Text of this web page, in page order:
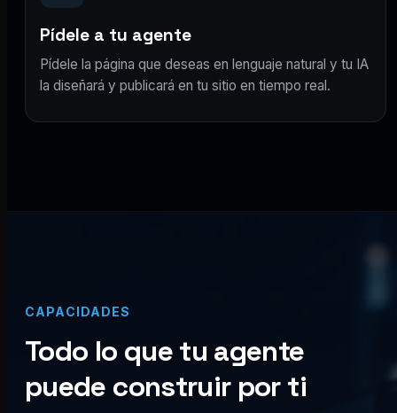
Pídele a tu agente
Pídele la página que deseas en lenguaje natural y tu IA
la diseñará y publicará en tu sitio en tiempo real.
CAPACIDADES
Todo lo que tu agente
puede construir por ti